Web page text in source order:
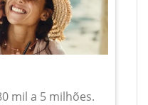
mil a 5 milhões.